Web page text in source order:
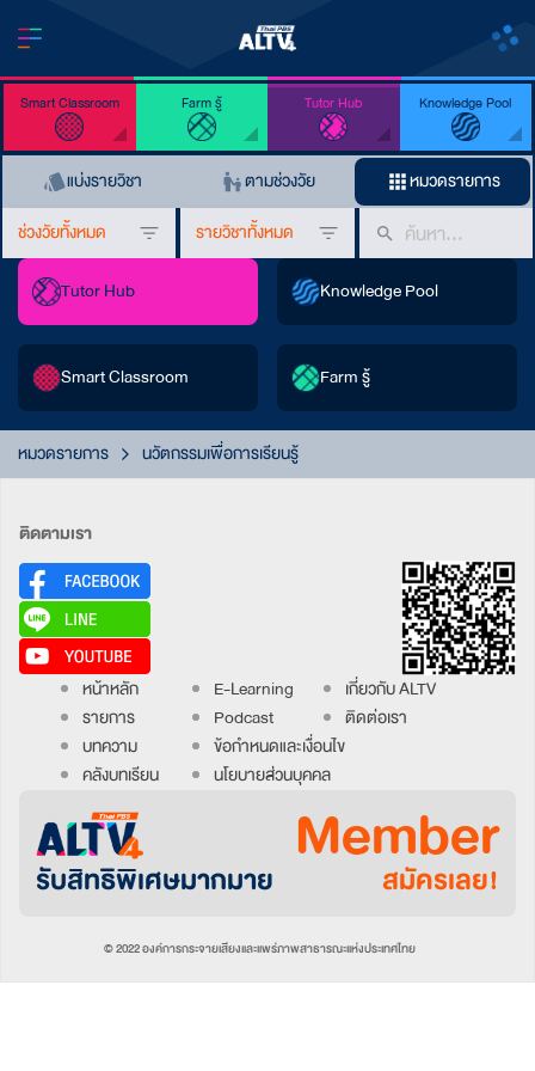
Smart Classroom Farm รู้ Tutor Hub Knowledge Pool
แบ่งรายวิชา ตามช่วงวัย
หมวดรายการ
ช่วงวัยทั้งหมด
รายวิชาทั้งหมด
Tutor Hub
Knowledge Pool
Smart Classroom Farm รู้
หมวดรายการ นวัตกรรมเพื่อการเรียนรู้
ติดตามเรา
หน้าหลัก
รายการ
บทความ
คลังบทเรียน
E-Learning
Podcast
ข้อกำหนดและเงื่อนไข
นโยบายส่วนบุคคล
เกี่ยวกับ ALTV
ติดต่อเรา
Member
รับสิทธิพิเศษมากมาย สมัครเลย!
© 2022 องค์การกระจายเสียงและแพร่ภาพสาธารณะแห่งประเทศไทย